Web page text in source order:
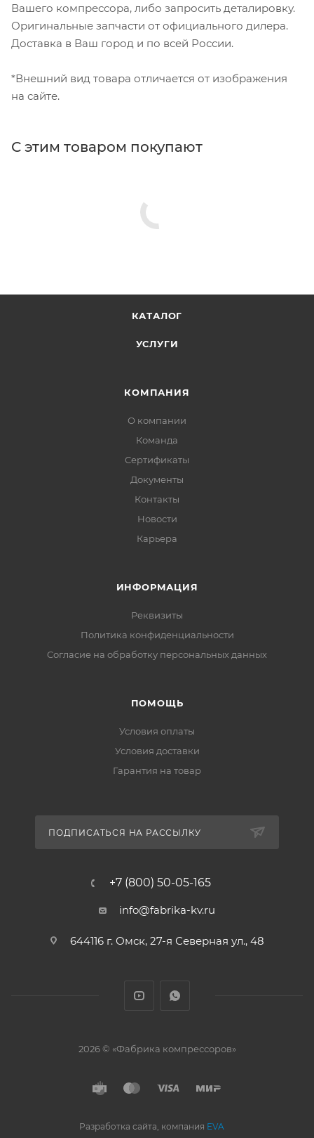
Вашего компрессора, либо запросить деталировку.
Оригинальные запчасти от официального дилера.
Доставка в Ваш город и по всей России.
*Внешний вид товара отличается от изображения
на сайте.
С этим товаром покупают
КАТАЛОГ
УСЛУГИ
КОМПАНИЯ
О компании
Команда
Сертификаты
Документы
Контакты
Новости
Карьера
ИНФОРМАЦИЯ
Реквизиты
Политика конфиденциальности
Cогласие на обработку персональных данных
ПОМОЩЬ
Условия оплаты
Условия доставки
Гарантия на товар
ПОДПИСАТЬСЯ НА РАССЫЛКУ
+7 (800) 50-05-165
info@fabrika-kv.ru
644116 г. Омск, 27-я Северная ул., 48
2026 © «Фабрика компрессоров»
Разработка сайта, компания EVA